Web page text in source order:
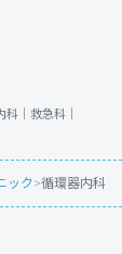
｜ 救急科｜
ック>循環器内科